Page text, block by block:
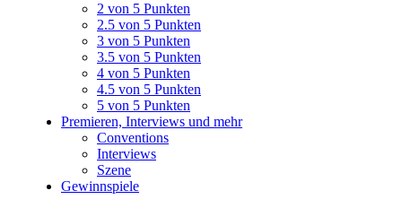
2 von 5 Punkten
2.5 von 5 Punkten
3 von 5 Punkten
3.5 von 5 Punkten
4 von 5 Punkten
4.5 von 5 Punkten
5 von 5 Punkten
Premieren, Interviews und mehr
Conventions
Interviews
Szene
Gewinnspiele